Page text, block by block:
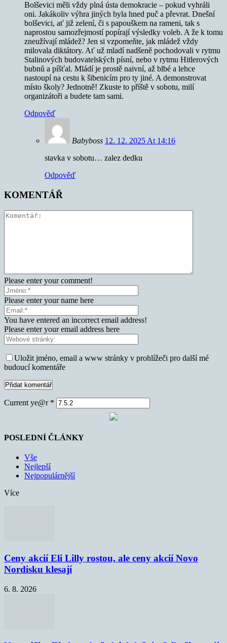
Bolševici měli vždy plná ústa demokracie – pokud vyhráli
oni. Jakákoliv výhra jiných byla hned puč a převrat. Dnešní
bolševici, ať již zelení, či s papouškem na rameni, tak s
naprostou samozřejmostí popírají výsledky voleb. A že k tomu
zneužívají mládež? Jen si vzpomeňte, jak mládež vždy
milovala diktátory. Ať už mladí nadšeně pochodovali v rytmu
Stalinových budovatelských písní, nebo v rytmu Hitlerových
bubnů a píšťal. Mládí je prostě naivní, až blbé a lehce
nastoupí na cestu k šibenicím pro ty jiné. A demonstrovat
místo školy? Jednotně! Zkuste to příště v sobotu, milí
organizátoři a budete tam sami.
Odpověď
Babyboss 12. 12. 2025 At 14:16
stavka v sobotu… zalez dedku
Odpověď
KOMENTÁŘ
Please enter your comment!
Please enter your name here
You have entered an incorrect email address!
Please enter your email address here
Uložit jméno, email a www stránky v prohlížeči pro další mé
budoucí komentáře
Current ye@r *
POSLEDNÍ ČLÁNKY
Vše
Nejlepší
Nejpopulárnější
Více
Ceny akcií Eli Lilly rostou, ale ceny akcií Novo
Nordisku klesají
6. 8. 2026